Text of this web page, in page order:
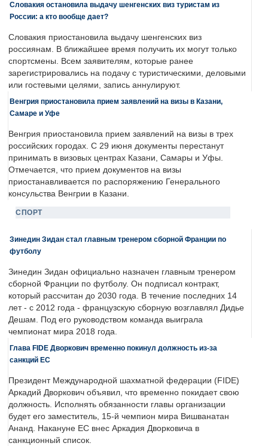
Словакия остановила выдачу шенгенских виз туристам из
России: а кто вообще дает?
Словакия приостановила выдачу шенгенских виз
россиянам. В ближайшее время получить их могут только
спортсмены. Всем заявителям, которые ранее
зарегистрировались на подачу с туристическими, деловыми
или гостевыми целями, запись аннулируют.
Венгрия приостановила прием заявлений на визы в Казани,
Самаре и Уфе
Венгрия приостановила прием заявлений на визы в трех
российских городах. С 29 июня документы перестанут
принимать в визовых центрах Казани, Самары и Уфы.
Отмечается, что прием документов на визы
приостанавливается по распоряжению Генерального
консульства Венгрии в Казани.
СПОРТ
Зинедин Зидан стал главным тренером сборной Франции по
футболу
Зинедин Зидан официально назначен главным тренером
сборной Франции по футболу. Он подписал контракт,
который рассчитан до 2030 года. В течение последних 14
лет - с 2012 года - французскую сборную возглавлял Дидье
Дешам. Под его руководством команда выиграла
чемпионат мира 2018 года.
Глава FIDE Дворкович временно покинул должность из-за
санкций ЕС
Президент Международной шахматной федерации (FIDE)
Аркадий Дворкович объявил, что временно покидает свою
должность. Исполнять обязанности главы организации
будет его заместитель, 15-й чемпион мира Вишванатан
Ананд. Накануне ЕС внес Аркадия Дворковича в
санкционный список.